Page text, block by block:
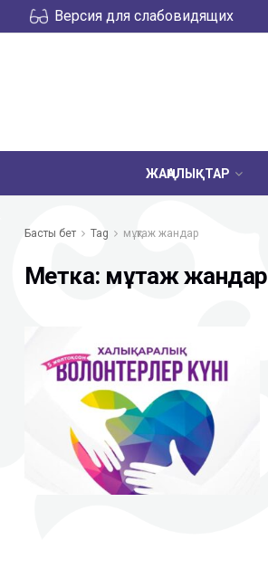
Версия для слабовидящих
ЖАҢАЛЫҚТАР
Басты бет Tag мұқтаж жандар
Метка: мұқтаж жандар